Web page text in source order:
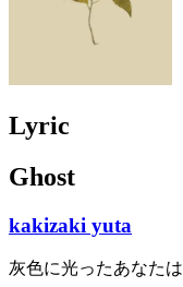
Lyric
Ghost
kakizaki yuta
灰色に光ったあなたは